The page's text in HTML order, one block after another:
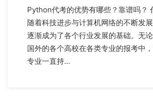
Python代考的优势有哪些？靠谱吗？
随着科技进步与计算机网络的不断发
逐渐成为了各个行业发展的基础。无
国外的各个高校在各类专业的报考中
专业一直持…